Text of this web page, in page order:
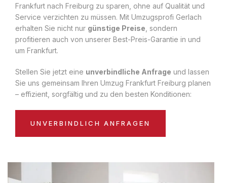
Frankfurt nach Freiburg zu sparen, ohne auf Qualität und
Service verzichten zu müssen. Mit Umzugsprofi Gerlach
erhalten Sie nicht nur günstige Preise , sondern
profitieren auch von unserer Best-Preis-Garantie in und
um Frankfurt.
Stellen Sie jetzt eine unverbindliche Anfrage und lassen
Sie uns gemeinsam Ihren Umzug Frankfurt Freiburg planen
– effizient, sorgfältig und zu den besten Konditionen:
UNVERBINDLICH ANFRAGEN